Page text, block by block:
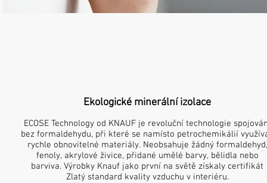
Ekologické minerální izolace
ECOSE Technology od KNAUF je revoluční technologie
bez formaldehydu, při které se namísto petrochemikálií
rychle obnovitelné materiály. Neobsahuje žádný formaldehyd,
fenoly, akrylové živice, přidané umělé barvy, bělidla nebo
barviva. Výrobky Knauf jako první na světě získaly certifikát
Zlatý standard kvality vzduchu v interiéru.